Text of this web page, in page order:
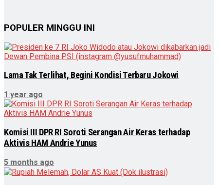
POPULER MINGGU INI
Lama Tak Terlihat, Begini Kondisi Terbaru Jokowi
1 year ago
Komisi III DPR RI Soroti Serangan Air Keras terhadap
Aktivis HAM Andrie Yunus
5 months ago